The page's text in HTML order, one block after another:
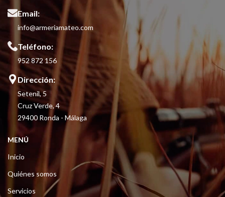
Email:
info@armeriamateo.com
Teléfono:
952 872 156
Dirección:
Setenil, 5
Cruz Verde, 4
29400 Ronda - Málaga
MENÚ
Inicio
Quiénes somos
Servicios